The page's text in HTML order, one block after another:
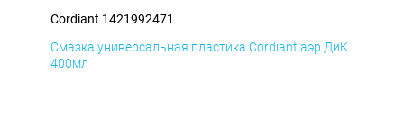
Cordiant 1421992471
Смазка универсальная пластика Cordiant аэр ДиК
400мл